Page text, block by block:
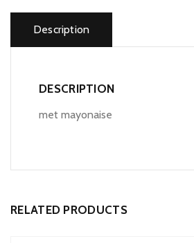
Description
DESCRIPTION
met mayonaise
RELATED PRODUCTS